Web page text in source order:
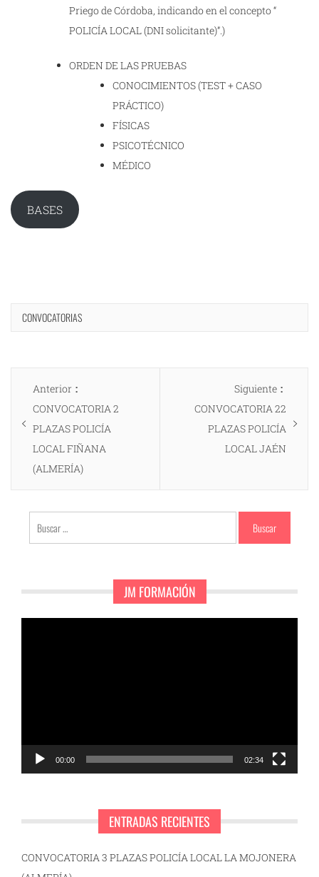
Priego de Córdoba, indicando en el concepto “
POLICÍA LOCAL (DNI solicitante)”.)
ORDEN DE LAS PRUEBAS
CONOCIMIENTOS (TEST + CASO
PRÁCTICO)
FÍSICAS
PSICOTÉCNICO
MÉDICO
BASES
CONVOCATORIAS
Navegación
entradas
Anterior
anterior:
CONVOCATORIA 2
PLAZAS POLICÍA
LOCAL FIÑANA
(ALMERÍA)
Siguiente
CONVOCATORIA 22
PLAZAS POLICÍA
LOCAL JAÉN
Buscar:
JM FORMACIÓN
00:00 02:34
ENTRADAS RECIENTES
CONVOCATORIA 3 PLAZAS POLICÍA LOCAL LA MOJONERA